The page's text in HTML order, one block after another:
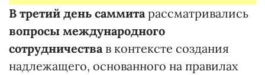
В третий день саммита рассматривались
вопросы международного
сотрудничества в контексте создания
надлежащего, основанного на правилах